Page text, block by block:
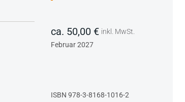
ca. 50,00 € inkl. MwSt.
Februar 2027
ISBN 978-3-8168-1016-2